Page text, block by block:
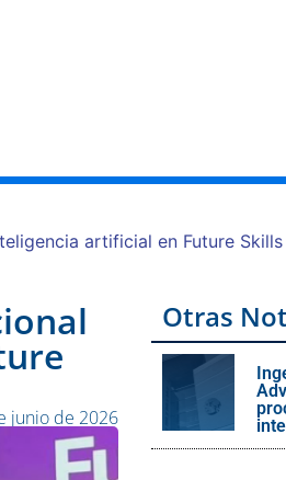
artificial en Future
junio de 2026
Otras